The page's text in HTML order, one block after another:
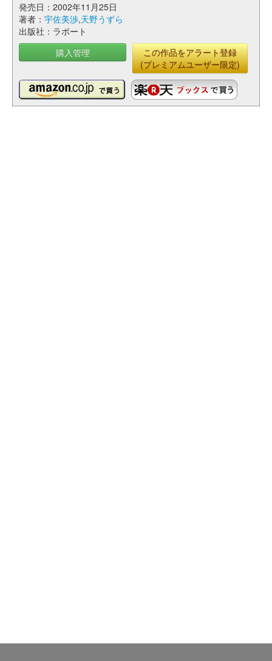
発売日：2002年11月25日
著者： 宇佐美渉,天野うずら
出版社：ラポート
購入管理
この作品をアラート登録
(プレミアムユーザー限定)